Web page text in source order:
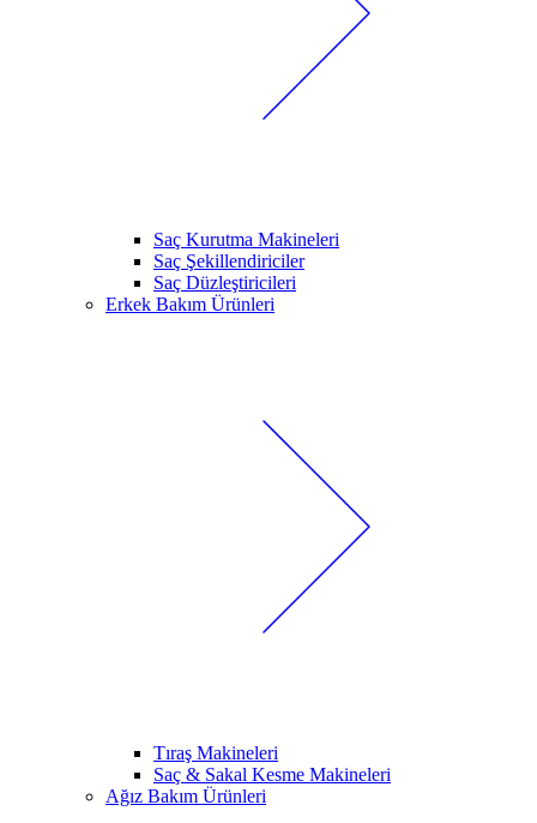
Saç Kurutma Makineleri
Saç Şekillendiriciler
Saç Düzleştiricileri
Erkek Bakım Ürünleri
Tıraş Makineleri
Saç & Sakal Kesme Makineleri
Ağız Bakım Ürünleri